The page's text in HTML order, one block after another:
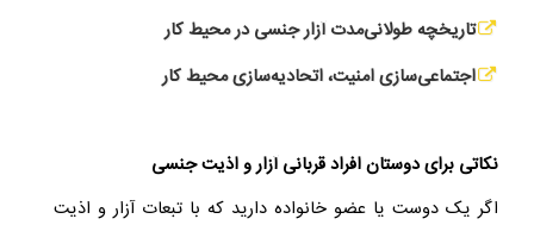
تاریخچه طولانی‌مدت آزار جنسی در محیط کار
اجتماعی‌سازی امنیت، اتحادیه‌سازی محیط کار
نکاتی برای دوستان افراد قربانی آزار و اذیت جنسی
اگر یک دوست یا عضو خانواده دارید که با تبعات آزار و اذیت